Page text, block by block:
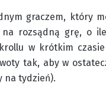
graczem, który
na rozsądną grę, o
w krótkim
tak, aby w
na tydzień).